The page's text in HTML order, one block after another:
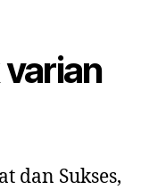
dan Sukses,